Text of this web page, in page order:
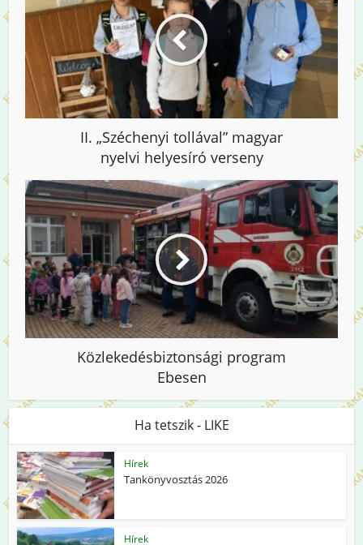
II. „Széchenyi tollával” magyar
nyelvi helyesíró verseny
Közlekedésbiztonsági program
Ebesen
Ha tetszik - LIKE
Hírek
Tankönyvosztás 2026
Hírek